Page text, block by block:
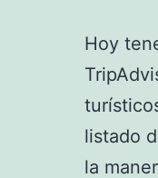
Hoy
listado
la